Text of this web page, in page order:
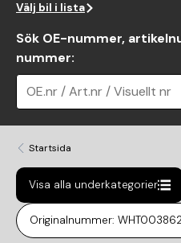
Välj bil i lista
Sök OE-nummer,
nummer:
OE.nr / Art.nr / Visuellt nr
Startsida
Visa alla underkategorier
Originalnummer: